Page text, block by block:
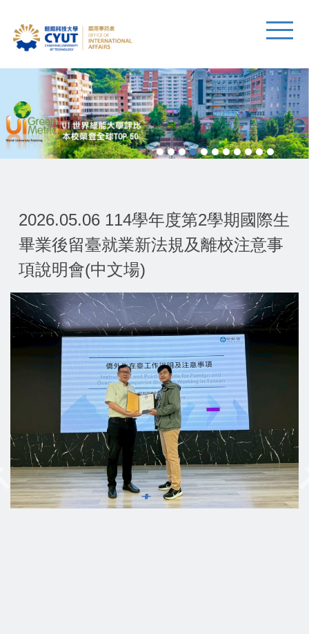
2026.05.06 114學年度第2學期國際生
畢業後留臺就業新法規及離校注意事
項說明會(中文場)